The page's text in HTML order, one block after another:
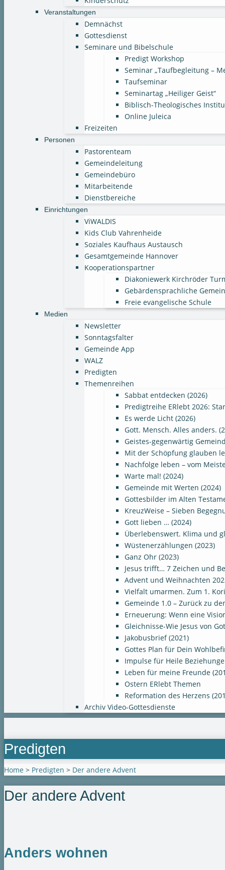
Veranstaltungen
Demnächst
Gottesdienst
Seminare und Bibelschule
Predigt Workshop
Seminar „Taufbegleitung –
Taufseminar
Seminartag „Heiliger Geist“
Biblisch-Theologisches
Online Juleica
Freizeiten
Personen
Pastorenteam
Gemeindeleitung
Gemeindebüro
Mitarbeitende
Dienstbereiche
Einrichtungen
ViWALDIS
Kids Club Vahrenheide
Soziales Kaufhaus Austausch
Gesamtgemeinde Hannover
Kooperationspartner
Diakoniewerk Kirchröder
Gebärdensprachliche
Freie evangelische Schule
Medien
Newsletter
Sonntagsfalter
Gemeinde App
WALZ
Predigten
Themenreihen
Sabbat entdecken (2026)
Predigtreihe ERlebt 2026:
Es werde Licht (2026)
Gott. Mensch. Alles anders.
Geistes-gegenwärtig
Mit der Schöpfung glauben
Nachfolge leben – vom
Warte mal! (2024)
Gemeinde mit Werten (2024)
Gottesbilder im Alten
KreuzWeise – Sieben
Gott lieben … (2024)
Überlebenswert. Klima und
Wüstenerzählungen (2023)
Ganz Ohr (2023)
Jesus trifft… 7 Zeichen und
Advent und Weihnachten
Vielfalt umarmen. Zum 1.
Gemeinde 1.0 – Zurück zu
Erneuerung: Wenn eine
Gleichnisse-Wie Jesus von
Jakobusbrief (2021)
Gottes Plan für Dein
Impulse für Heile
Leben für meine Freunde
Ostern ERlebt Themen
Reformation des Herzens
Archiv Video-Gottesdienste
Predigten
Home > Predigten > Der andere Advent
Der andere Advent
Anders wohnen